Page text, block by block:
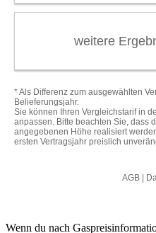
Wenn du nach